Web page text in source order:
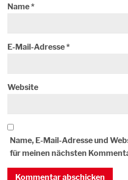
Name*
E-Mail-Adresse*
Website
Name, E-Mail-Adresse und
für meinen nächsten